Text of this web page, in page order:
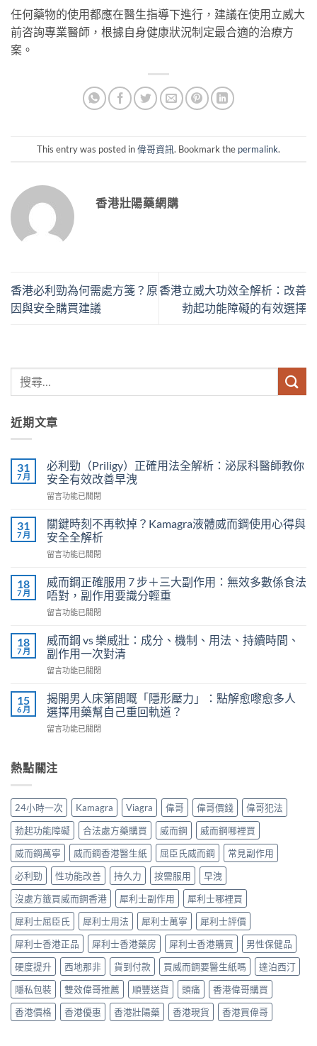
任何藥物的使用都應在醫生指導下進行，建議在使用立威大
前咨詢專業醫師，根據自身健康狀況制定最合適的治療方
案。
This entry was posted in偉哥資訊. Bookmark the permalink.
香港壯陽藥網購
香港必利勁為何需處方箋？原
因與安全購買建議
香港立威大功效全解析：改善
勃起功能障礙的有效選擇
近期文章
31
7 月
必利勁（Priligy）正確用法全解析：泌尿科醫師教你
安全有效改善早洩
在
利
勁
（Priligy）
正
用
法
全
解
泌
尿
醫
教
你
安
效
改
早
洩〉
中
留言功能已關閉
31
7 月
關鍵時刻不再軟掉？Kamagra液體威而鋼使用心得與
安全全解析
在
鍵
時
刻
不
軟
掉？
Kamagra
液
威
而
使
得
全
全
解
析〉
中
留言功能已關閉
18
7 月
威而鋼正確服用 7 步＋三大副作用：無效多數係食法
唔對，副作用要識分輕重
在
而
鋼
正
確
用
7
步
＋
副
效
多
數
係
食
唔
對，
副
作
用
要
識
分
輕
重〉
中
留言功能已關閉
18
7 月
威而鋼 vs 樂威壯：成分、機制、用法、持續時間、
副作用一次對清
在
而
鋼
vs
樂
成
制、
用
法、
持
續
時
間、
副
作
用
一
次
對
清〉
中
留言功能已關閉
15
6 月
揭開男人床第間嘅「隱形壓力」：點解愈嚟愈多人
選擇用藥幫自己重回軌道？
在
男
人
第
嘅
「隱
形
壓
力」：
點
解
愈
嚟
愈
多
人
選
擇
用
藥
幫
留言功能已關閉
熱點關注
24小時一次 Kamagra Viagra 偉哥 偉哥價錢
偉哥犯法
勃起功能障礙
合法處方藥購買 威而鋼
威而鋼哪裡買
威而鋼萬寧
威而鋼香港醫生紙 屈臣氏威而鋼
常見副作用
必利勁
性功能改善 持久力 按需服用
早洩
沒處方籤買威而鋼香港
犀利士副作用
犀利士哪裡買
犀利士屈臣氏
犀利士用法 犀利士萬寧
犀利士評價
犀利士香港正品
犀利士香港藥房 犀利士香港購買
男性保健品
硬度提升
西地那非 貨到付款 買威而鋼要醫生紙嗎
達泊西汀
隱私包裝
雙效偉哥推薦 順豐送貨 頭痛
香港偉哥購買
香港價格
香港優惠 香港壯陽藥 香港現貨 香港買偉哥